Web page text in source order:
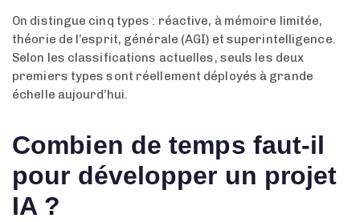
On distingue cinq types : réactive, à mémoire limitée,
théorie de l’esprit, générale (AGI) et superintelligence.
Selon les classifications actuelles, seuls les deux
premiers types sont réellement déployés à grande
échelle aujourd’hui.
Combien de temps faut-il
pour développer un projet
IA ?